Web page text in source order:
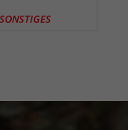
SONSTIGES